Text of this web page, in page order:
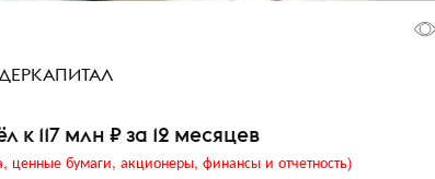
117 млн ₽ за 12 месяцев
ценные бумаги, акционеры, финансы и отчетность)